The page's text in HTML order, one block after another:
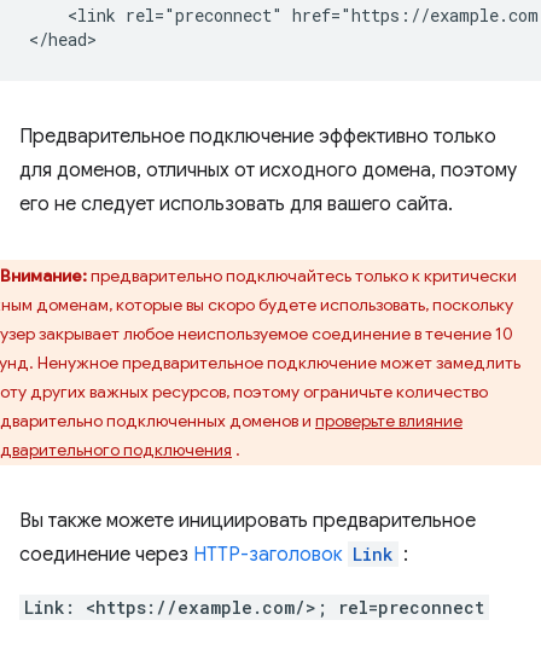
<link rel="preconnect" href="https://
Предварительное подключение эффективно только
для доменов, отличных от исходного домена, поэтому
его не следует использовать для вашего сайта.
Внимание:предварительно подключайтесь только к критически
доменам, которые вы скоро будете использовать, поскольку
закрывает любое неиспользуемое соединение в течение 10
Ненужное предварительное подключение может замедлить
других важных ресурсов, поэтому ограничьте количество
подключенных доменов и проверьте влияние
подключения .
Вы также можете инициировать предварительное
соединение через HTTP-заголовок Link :
Link: <https://example.com/>; rel=preconnect